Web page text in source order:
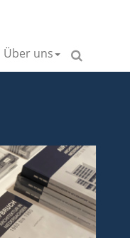
Über uns